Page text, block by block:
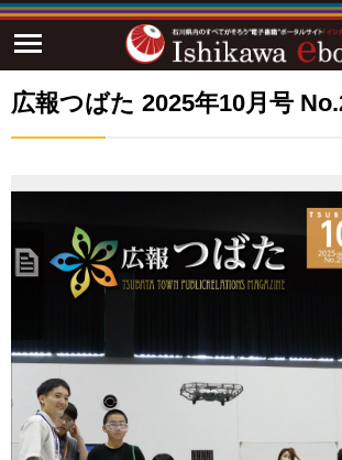
広報つばた 2025年10月号